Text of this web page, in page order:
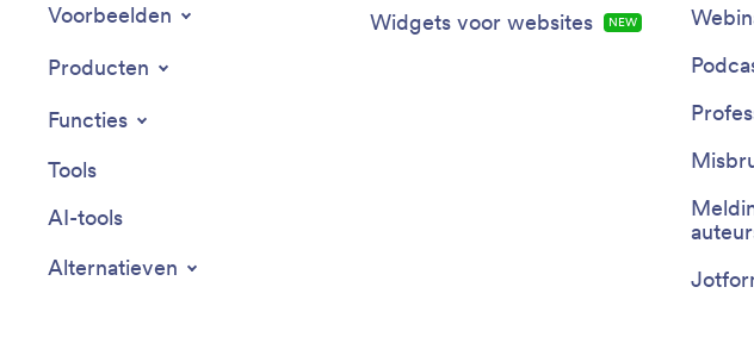
Voorbeelden
Producten
Functies
Tools
AI-tools
Alternatieven
Widgets voor websites
NEW